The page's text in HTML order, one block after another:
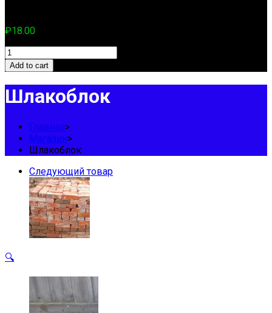
₽18.00
Шлакоблок
quantity
Add to cart
Шлакоблок
Главная>
Магазин>
Шлакоблок
Следующий товар
🔍